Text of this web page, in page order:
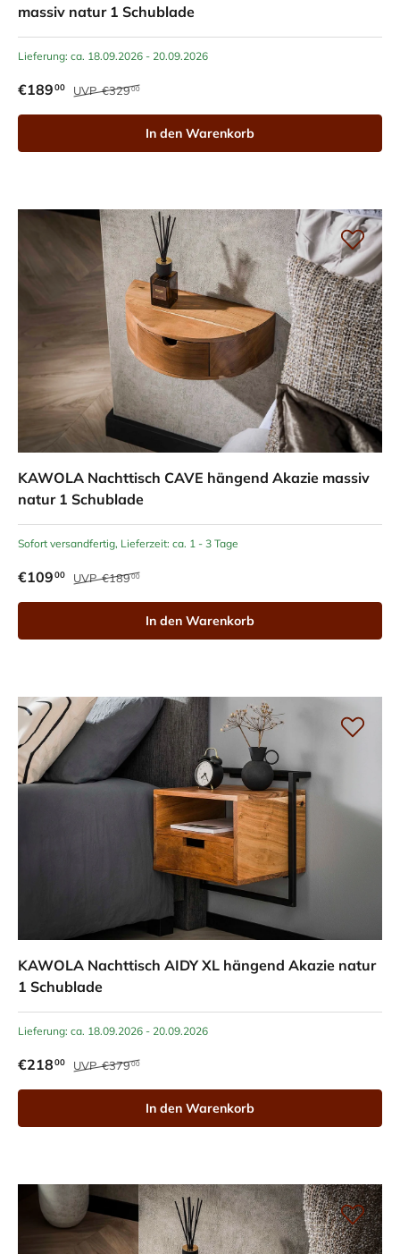
massiv natur 1 Schublade
Lieferung: ca. 18.09.2026 - 20.09.2026
€18900 UVP€32900
In den Warenkorb
KAWOLA Nachttisch CAVE hängend Akazie massiv
natur 1 Schublade
Sofort versandfertig, Lieferzeit: ca. 1 - 3 Tage
€10900 UVP€18900
In den Warenkorb
KAWOLA Nachttisch AIDY XL hängend Akazie natur
1 Schublade
Lieferung: ca. 18.09.2026 - 20.09.2026
€21800 UVP€37900
In den Warenkorb